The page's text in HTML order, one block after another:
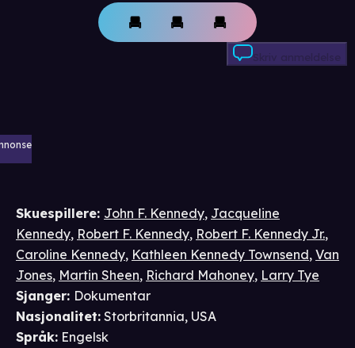
Skriv anmeldelse
Skuespillere: John F. Kennedy, Jacqueline
Kennedy, Robert F. Kennedy, Robert F. Kennedy Jr.,
Caroline Kennedy, Kathleen Kennedy Townsend, Van
Jones, Martin Sheen, Richard Mahoney, Larry Tye
Sjanger: Dokumentar
Nasjonalitet: Storbritannia, USA
Språk: Engelsk